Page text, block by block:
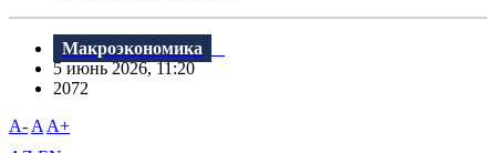
Макроэкономика
5 июнь 2026, 11:20
2072
A- A A+